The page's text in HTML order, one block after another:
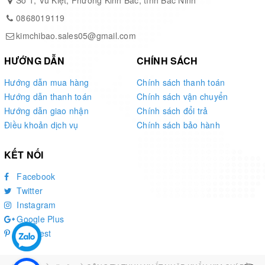
Chí Bảo
0868019119
kimchibao.sales05@gmail.com
HƯỚNG DẪN
Hướng dẫn mua hàng
Hướng dẫn thanh toán
Hướng dẫn giao nhận
Điều khoản dịch vụ
CHÍNH SÁCH
Chính sách thanh toán
Chính sách vận chuyển
Chính sách đổi trả
Chính sách bảo hành
KẾT NỐI
Facebook
Twitter
Instagram
Google Plus
Pinterest